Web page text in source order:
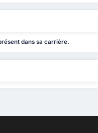
dans sa carrière.